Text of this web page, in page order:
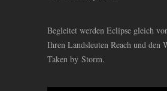
Begleitet werden Eclipse gleich
Ihren Landsleuten Reach und den
Taken by Storm.